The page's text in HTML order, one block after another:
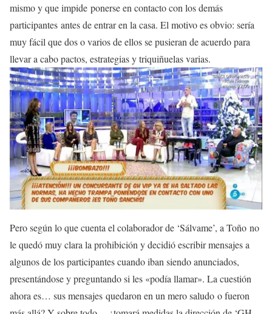
mismo y que impide ponerse en contacto con los demás
participantes antes de entrar en la casa. El motivo es obvio: sería
muy fácil que dos o varios de ellos se pusieran de acuerdo para
llevar a cabo pactos, estrategias y triquiñuelas varias.
Pero según lo que cuenta el colaborador de ‘Sálvame’, a Toño no
le quedó muy clara la prohibición y decidió escribir mensajes a
algunos de los participantes cuando iban siendo anunciados,
presentándose y preguntando si les «podía llamar». La cuestión
ahora es… sus mensajes quedaron en un mero saludo o fueron